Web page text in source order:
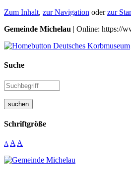
Zum Inhalt, zur Navigation oderzur
Gemeinde Michelau | Online: https://
Suche
suchen
Schriftgröße
A A A